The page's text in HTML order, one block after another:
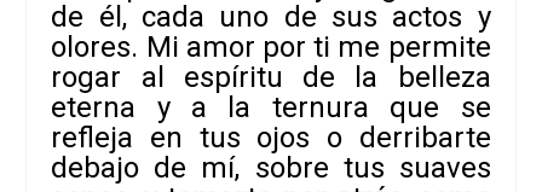
de él, cada uno de sus actos y
olo­res. Mi amor por ti me per­mite
rogar al espí­ritu de la belleza
eterna y a la ter­nura que se
refleja en tus ojos o derri­barte
debajo de mí, sobre tus sua­ves